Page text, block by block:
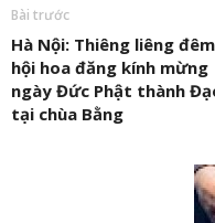
Bài trước
Hà Nội: Thiêng liêng đêm
hội hoa đăng kính mừng
ngày Đức Phật thành
tại chùa Bằng